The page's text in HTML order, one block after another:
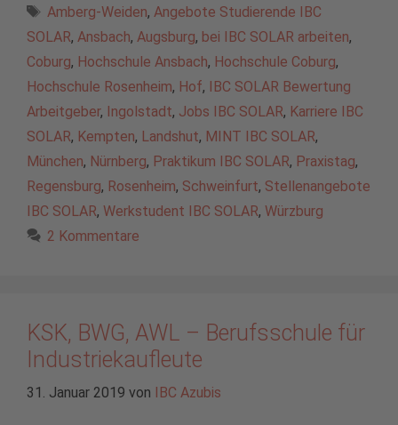
Schlagwörter
Amberg-Weiden, Angebote Studierende IBC
SOLAR, Ansbach, Augsburg, bei IBC SOLAR arbeiten,
Coburg, Hochschule Ansbach, Hochschule Coburg,
Hochschule Rosenheim, Hof,
IBC SOLAR Bewertung
Arbeitgeber, Ingolstadt, Jobs IBC SOLAR, Karriere IBC
SOLAR, Kempten, Landshut, MINT IBC SOLAR,
München, Nürnberg, Praktikum IBC SOLAR, Praxistag,
Regensburg, Rosenheim, Schweinfurt, Stellenangebote
IBC SOLAR, Werkstudent IBC SOLAR, Würzburg
2 Kommentare
KSK, BWG, AWL – Berufsschule für
Industriekaufleute
31. Januar 2019 von IBC Azubis